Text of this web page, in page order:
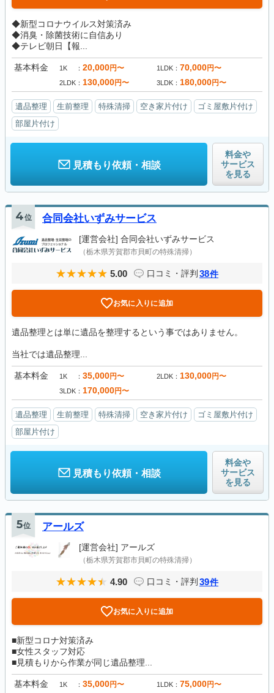
◆新型コロナウイルス対策済み
◆消臭・除菌技術に自信あり
◆テレビ朝日【報...
基本料金 1K 20,000円〜 1LDK 70,000円〜
2LDK 130,000円〜 3LDK 180,000円〜
遺品整理 生前整理 特殊清掃 空き家片付け
ゴミ屋敷片付け
部屋片付け
見積もり依頼・相談
料金や
サービス
を見る
4位 合同会社いずみサービス
[運営会社] 合同会社いずみサービス
（栃木県芳賀郡市貝町の特殊清掃）
5.00 口コミ・評判 38件
お気に入りに追加
遺品整理とは単に遺品を整理するという事ではありません。
当社では遺品整理...
基本料金 1K 35,000円〜 2LDK 130,000円〜
3LDK 170,000円〜
遺品整理 生前整理 特殊清掃 空き家片付け
ゴミ屋敷片付け
部屋片付け
見積もり依頼・相談
料金や
サービス
を見る
5位 アールズ
[運営会社] アールズ
（栃木県芳賀郡市貝町の特殊清掃）
4.90 口コミ・評判 39件
お気に入りに追加
■新型コロナ対策済み
■女性スタッフ対応
■見積もりから作業が同じ遺品整理...
基本料金 1K 35,000円〜 1LDK 75,000円〜